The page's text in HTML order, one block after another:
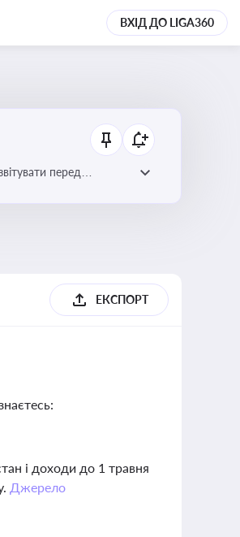
ВХІД ДО LIGA360
перед
ЕКСПОРТ
і доходи до 1 травня
Джерело